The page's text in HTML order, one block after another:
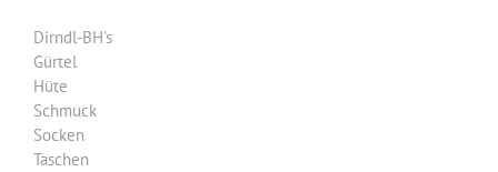
Dirndl-BH’s
Gürtel
Hüte
Schmuck
Socken
Taschen